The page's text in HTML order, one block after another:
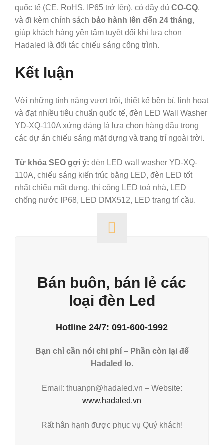
quốc tế (CE, RoHS, IP65 trở lên), có đầy đủ CO-CQ,
và đi kèm chính sách bảo hành lên đến 24 tháng,
giúp khách hàng yên tâm tuyệt đối khi lựa chọn
Hadaled là đối tác chiếu sáng công trình.
Kết luận
Với những tính năng vượt trội, thiết kế bền bỉ, linh hoạt
và đạt nhiều tiêu chuẩn quốc tế, đèn LED Wall Washer
YD-XQ-110A xứng đáng là lựa chọn hàng đầu trong
các dự án chiếu sáng mặt dựng và trang trí ngoài trời.
Từ khóa SEO gợi ý: đèn LED wall washer YD-XQ-
110A, chiếu sáng kiến trúc bằng LED, đèn LED tốt
nhất chiếu mặt dựng, thi công LED toà nhà, LED
chống nước IP68, LED DMX512, LED trang trí cầu.
Bán buôn, bán lẻ các
loại đèn Led
Hotline 24/7: 091-600-1992
Bạn chỉ cần nói chi phí – Phần còn lại để
Hadaled lo.
Email: thuanpn@hadaled.vn – Website:
www.hadaled.vn
Rất hân hạnh được phục vụ Quý khách!